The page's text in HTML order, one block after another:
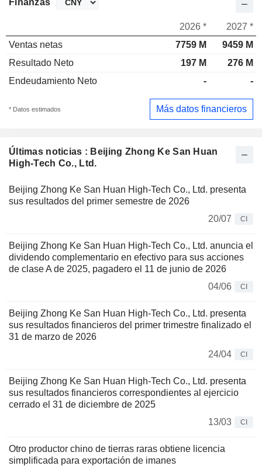
Últimas noticias : Beijing Zhong Ke San Huan
High-Tech Co., Ltd.
Beijing Zhong Ke San Huan High-Tech Co., Ltd. presenta
sus resultados del primer semestre de 2026
20/07
CI
Beijing Zhong Ke San Huan High-Tech Co., Ltd. anuncia el
dividendo complementario en efectivo para sus acciones
de clase A de 2025, pagadero el 11 de junio de 2026
04/06
CI
Beijing Zhong Ke San Huan High-Tech Co., Ltd. presenta
sus resultados financieros del primer trimestre finalizado el
31 de marzo de 2026
24/04
CI
Beijing Zhong Ke San Huan High-Tech Co., Ltd. presenta
sus resultados financieros correspondientes al ejercicio
cerrado el 31 de diciembre de 2025
13/03
CI
Otro productor chino de tierras raras obtiene licencia
simplificada para exportación de imanes
Finanzas
2026 *
2027 *
Ventas netas
7759 M
9459 M
Resultado Neto
197 M
276 M
Endeudamiento Neto
- -
* Datos estimados Más datos financieros